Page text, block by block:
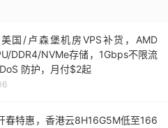
国/卢森堡机房VPS补货，AMD
DDR4/NVMe存储，1Gbps不限流
防护，月付$2起
春特惠，香港云8H16G5M低至166